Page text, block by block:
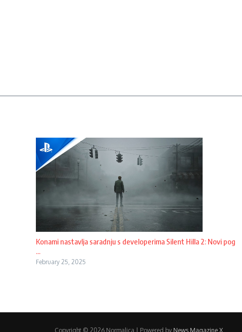
Konami nastavlja saradnju s developerima Silent Hilla 2: Novi pog
...
February 25, 2025
Copyright © 2026 Normalica | Powered by News Magazine X